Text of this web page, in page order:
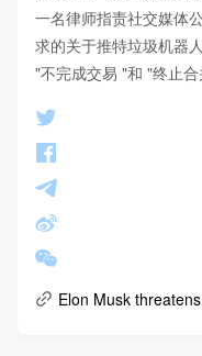
一名律师指责社交媒体
求的关于推特垃圾机器
"不完成交易 "和 "终止合
Elon Musk